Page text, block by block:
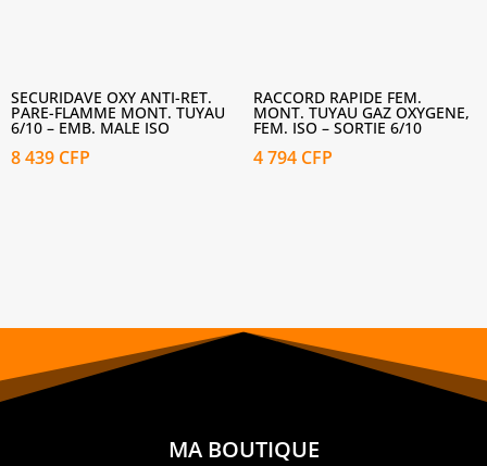
SECURIDAVE OXY ANTI-RET.
PARE-FLAMME MONT. TUYAU
6/10 – EMB. MALE ISO
8 439 CFP
RACCORD RAPIDE FEM.
MONT. TUYAU GAZ OXYGENE,
FEM. ISO – SORTIE 6/10
4 794 CFP
MA BOUTIQUE